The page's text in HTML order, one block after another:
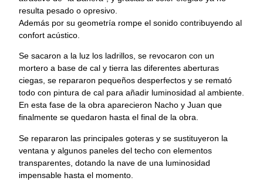
resulta pesado o opresivo.
Además por su geometría rompe el sonido contribuyendo al
confort acústico.
Se sacaron a la luz los ladrillos, se revocaron con un
mortero a base de cal y tierra las diferentes aberturas
ciegas, se repararon pequeños desperfectos y se remató
todo con pintura de cal para añadir luminosidad al ambiente.
En esta fase de la obra aparecieron Nacho y Juan que
finalmente se quedaron hasta el final de la obra.
Se repararon las principales goteras y se sustituyeron la
ventana y algunos paneles del techo con elementos
transparentes, dotando la nave de una luminosidad
impensable hasta el momento.